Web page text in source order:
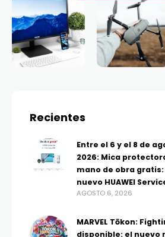
Recientes
Entre el 6 y el 8 de
2026: Mica
mano de obra
nuevo HUAWEI
AGOSTO 6, 2026
MARVEL Tōkon:
disponible: el nuevo